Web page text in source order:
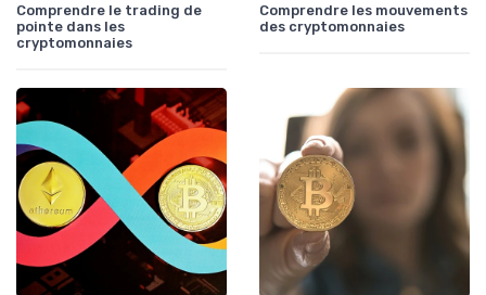
Comprendre le trading de
pointe dans les
cryptomonnaies
Comprendre les mouvements
des cryptomonnaies